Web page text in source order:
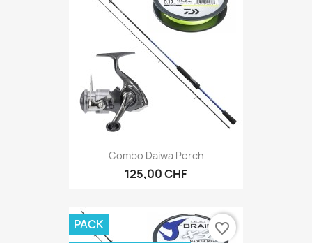
Combo Daiwa Perch
125,00 CHF
PACK
favorite_border